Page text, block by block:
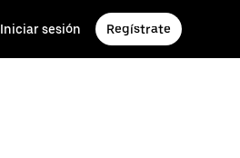
Iniciar sesión Regístrate